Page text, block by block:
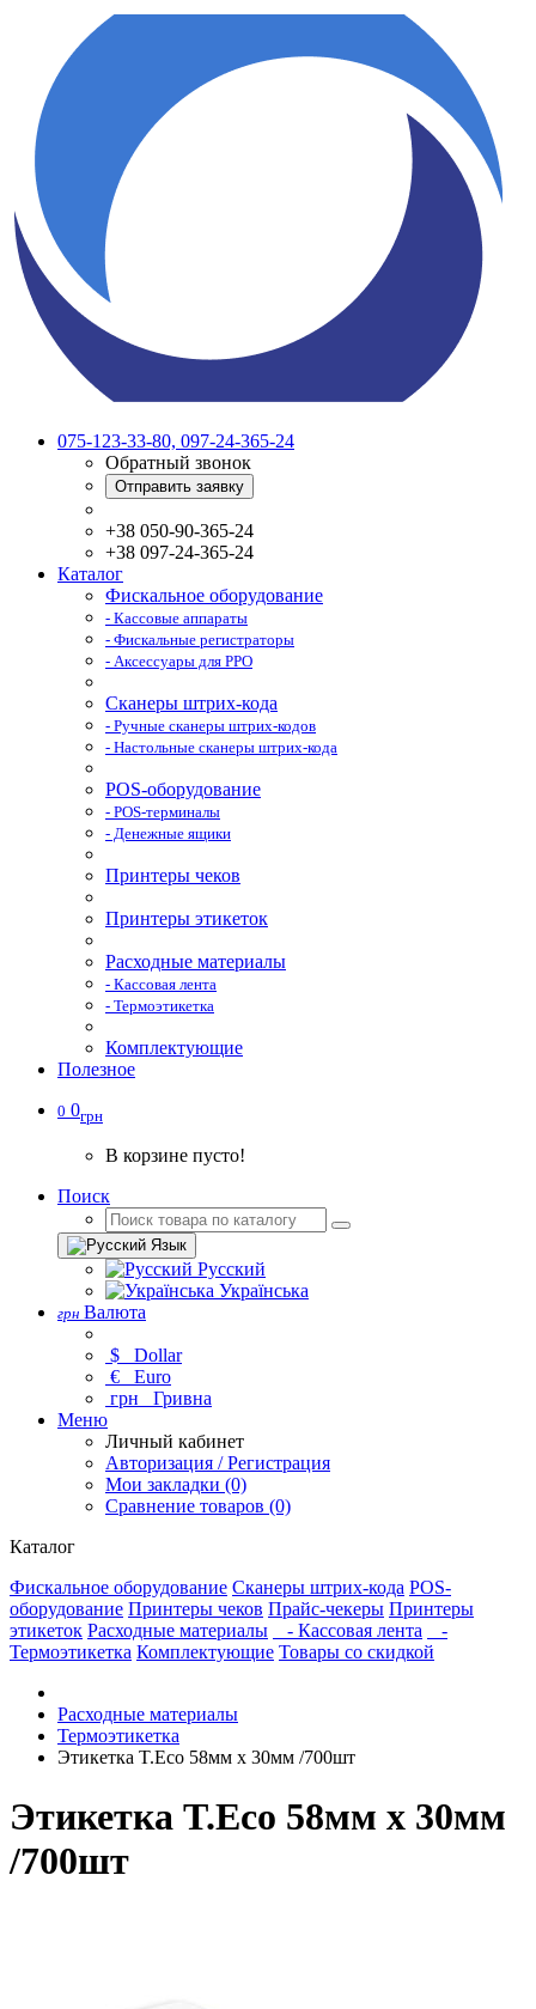
075-123-33-80, 097-24-365-24
Обратный звонок
Отправить заявку
+38 050-90-365-24
+38 097-24-365-24
Каталог
Фискальное оборудование
- Кассовые аппараты
- Фискальные регистраторы
- Аксессуары для РРО
Сканеры штрих-кода
- Ручные сканеры штрих-кодов
- Настольные сканеры штрих-кода
POS-оборудование
- POS-терминалы
- Денежные ящики
Принтеры чеков
Принтеры этикеток
Расходные материалы
- Кассовая лента
- Термоэтикетка
Комплектующие
Полезное
0 0грн
В корзине пусто!
Поиск
Язык
Русский
Українська
грн Валюта
$ Dollar
€ Euro
грн Гривна
Меню
Личный кабинет
Авторизация / Регистрация
Мои закладки (0)
Сравнение товаров (0)
Каталог
Фискальное оборудование Сканеры штрих-кода POS-
оборудование Принтеры чеков Прайс-чекеры Принтеры
этикеток Расходные материалы - Кассовая лента
-
Термоэтикетка Комплектующие Товары со скидкой
Расходные материалы
Термоэтикетка
Этикетка T.Eco 58мм х 30мм /700шт
Этикетка T.Eco 58мм х 30мм
/700шт